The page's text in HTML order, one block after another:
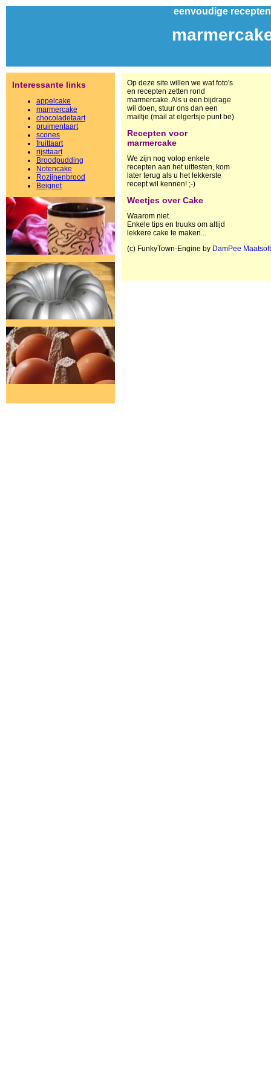
eenvoudige recepten
Interessante links
appelcake
marmercake
chocoladetaart
pruimentaart
scones
fruittaart
rijsttaart
Broodpudding
Notencake
Rozijnenbrood
Beignet
Op deze site willen we wat foto's
en recepten zetten rond
marmercake. Als u een bijdrage
wil doen, stuur ons dan een
mailtje (mail at elgertsje punt be)
Recepten voor
marmercake
We zijn nog volop enkele
recepten aan het uittesten, kom
later terug als u het lekkerste
recept wil kennen! ;-)
Weetjes over Cake
Waarom niet.
Enkele tips en truuks om altijd
lekkere cake te maken...
(c) FunkyTown-Engine by DamPee